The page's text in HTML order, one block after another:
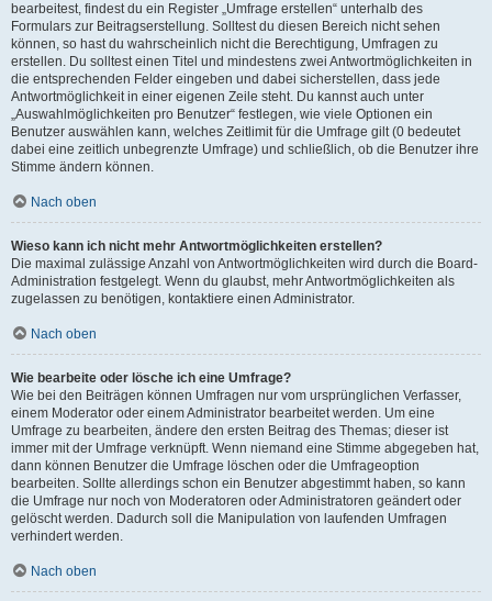
bearbeitest, findest du ein Register „Umfrage erstellen“ unterhalb des
Formulars zur Beitragserstellung. Solltest du diesen Bereich nicht sehen
können, so hast du wahrscheinlich nicht die Berechtigung, Umfragen zu
erstellen. Du solltest einen Titel und mindestens zwei Antwortmöglichkeiten in
die entsprechenden Felder eingeben und dabei sicherstellen, dass jede
Antwortmöglichkeit in einer eigenen Zeile steht. Du kannst auch unter
„Auswahlmöglichkeiten pro Benutzer“ festlegen, wie viele Optionen ein
Benutzer auswählen kann, welches Zeitlimit für die Umfrage gilt (0 bedeutet
dabei eine zeitlich unbegrenzte Umfrage) und schließlich, ob die Benutzer ihre
Stimme ändern können.
Nach oben
Wieso kann ich nicht mehr Antwortmöglichkeiten erstellen?
Die maximal zulässige Anzahl von Antwortmöglichkeiten wird durch die Board-
Administration festgelegt. Wenn du glaubst, mehr Antwortmöglichkeiten als
zugelassen zu benötigen, kontaktiere einen Administrator.
Nach oben
Wie bearbeite oder lösche ich eine Umfrage?
Wie bei den Beiträgen können Umfragen nur vom ursprünglichen Verfasser,
einem Moderator oder einem Administrator bearbeitet werden. Um eine
Umfrage zu bearbeiten, ändere den ersten Beitrag des Themas; dieser ist
immer mit der Umfrage verknüpft. Wenn niemand eine Stimme abgegeben hat,
dann können Benutzer die Umfrage löschen oder die Umfrageoption
bearbeiten. Sollte allerdings schon ein Benutzer abgestimmt haben, so kann
die Umfrage nur noch von Moderatoren oder Administratoren geändert oder
gelöscht werden. Dadurch soll die Manipulation von laufenden Umfragen
verhindert werden.
Nach oben